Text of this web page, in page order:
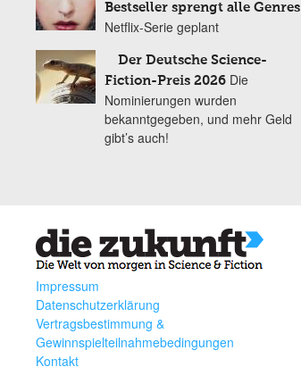
Bestseller sprengt alle Genres
Netflix-Serie geplant
Der Deutsche Science-
Fiction-Preis 2026 Die
Nominierungen wurden
bekanntgegeben, und mehr Geld
gibt’s auch!
Impressum
Datenschutzerklärung
Vertragsbestimmung &
Gewinnspielteilnahmebedingungen
Kontakt